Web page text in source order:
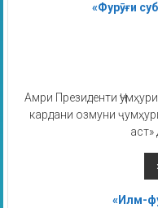
«Фурӯғи
Амри Президенти
кардани озмуни
аст»
«Илм-